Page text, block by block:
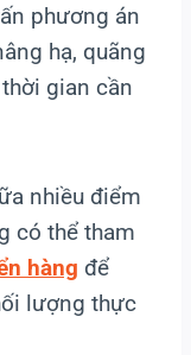
phương án
hạ, quãng
gian cần
nhiều điểm
có thể tham
hàng để
lượng thực